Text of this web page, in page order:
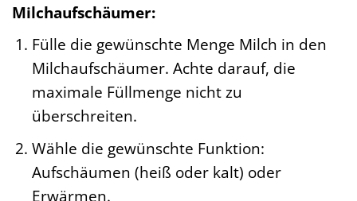
Milchaufschäumer:
Fülle die gewünschte Menge Milch in den
Milchaufschäumer. Achte darauf, die
maximale Füllmenge nicht zu
überschreiten.
Wähle die gewünschte Funktion:
Aufschäumen (heiß oder kalt) oder
Erwärmen.